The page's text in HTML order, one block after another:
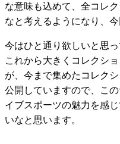
な意味も込めて、全コレ
なと考えるようになり、
今はひと通り欲しいと思
これから大きくコレクシ
が、今まで集めたコレク
公開していますので、こ
イブスポーツの魅力を感
いなと思います。